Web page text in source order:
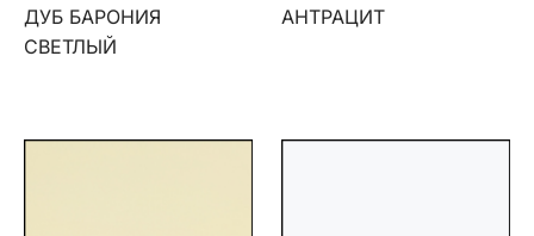
ДУБ БАРОНИЯ
СВЕТЛЫЙ
АНТРАЦИТ